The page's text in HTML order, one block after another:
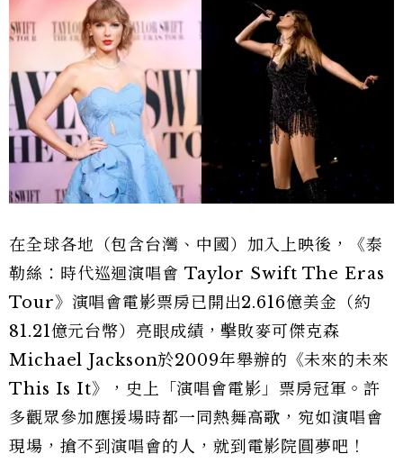
在全球各地（包含台灣、中國）加入上映後，《泰
勒絲：時代巡迴演唱會 Taylor Swift The Eras
Tour》演唱會電影票房已開出2.616億美金（約
81.21億元台幣）亮眼成績，擊敗麥可傑克森
Michael Jackson於2009年舉辦的《未來的未來
This Is It》，史上「演唱會電影」票房冠軍。許
多觀眾參加應援場時都一同熱舞高歌，宛如演唱會
現場，搶不到演唱會的人，就到電影院圓夢吧！